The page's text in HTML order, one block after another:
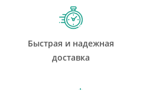
Быстрая и надежная
доставка